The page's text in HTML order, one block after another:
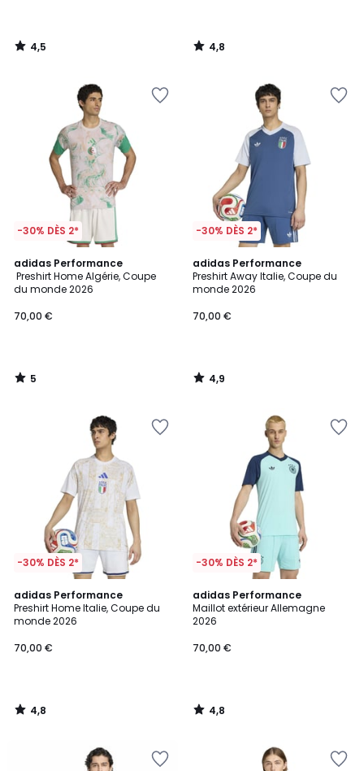
4,5
/
4,8
/
-30% DÈS 2*
adidas Performance
Preshirt Home Algérie, Coupe
du monde 2026
70,00 €
5
/
5
5
/
-30% DÈS 2*
adidas Performance
Preshirt Away Italie, Coupe du
monde 2026
70,00 €
4,9
/ 5
4,9
/
-30% DÈS 2*
adidas Performance
Preshirt Home Italie, Coupe du
monde 2026
70,00 €
4,8
/ 5
4,8
/
-30% DÈS 2*
adidas Performance
Maillot extérieur Allemagne
2026
70,00 €
4,8
/ 5
4,8
/